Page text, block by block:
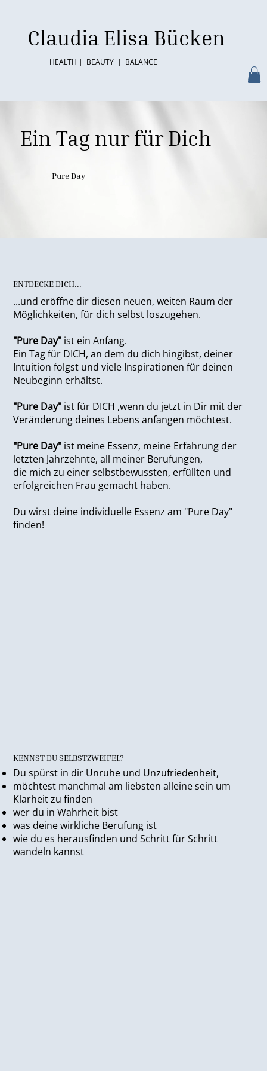
Claudia Elisa Bücken
HEALTH | BEAUTY | BALANCE
Ein Tag nur für Dich
Pure Day
ENTDECKE DICH...
...und eröffne dir diesen neuen, weiten Raum der
Möglichkeiten, für dich selbst loszugehen.
"Pure Day" ist ein Anfang.
Ein Tag für DICH, an dem du dich hingibst, deiner
Intuition folgst und viele Inspirationen für deinen
Neubeginn erhältst.
"Pure Day" ist für DICH ,wenn du jetzt in Dir mit der
Veränderung deines Lebens anfangen möchtest.
"Pure Day" ist meine Essenz, meine Erfahrung der
letzten Jahrzehnte, all meiner Berufungen,
die mich zu einer selbstbewussten, erfüllten und
erfolgreichen Frau gemacht haben.
Du wirst deine individuelle Essenz am "Pure Day"
finden!
KENNST DU SELBSTZWEIFEL?
Du spürst in dir Unruhe und Unzufriedenheit,
möchtest manchmal am liebsten alleine sein um
Klarheit zu finden
wer du in Wahrheit bist
was deine wirkliche Berufung ist
wie du es herausfinden und Schritt für Schritt
wandeln kannst